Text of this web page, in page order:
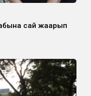
сай жаңарып